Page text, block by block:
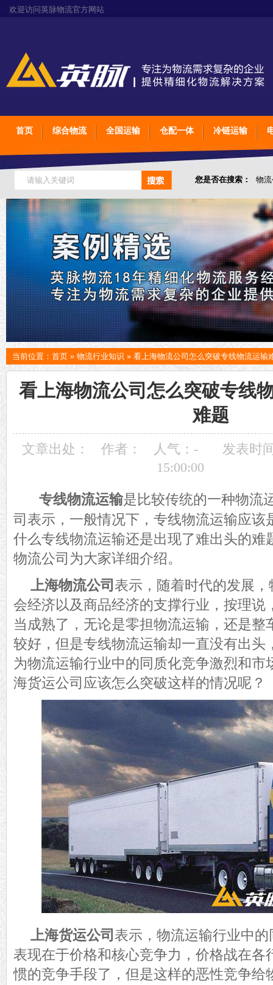
欢迎访问英脉物流官方网站
首页 综合物流 全国运输 仓配一体 冷链运输
您是否在搜索： 物
仓储综合专业定制物
当前位置： 首页 » 物流行业知识 » 看上海物流公司怎么突破专线物流运输
看上海物流公司怎么突破专线
难题
文章出处： 作者： 人气： -
发表时
15:00:00
专线物流运输是比较传统的一种物流
司表示，一般情况下，专线物流运输应该
什么专线物流运输还是出现了难出头的难
物流公司为大家详细介绍。
上海物流公司表示，随着时代的发展
会经济以及商品经济的支撑行业，按理说
当成熟了，无论是零担物流运输，还是整
较好，但是专线物流运输却一直没有出头
为物流运输行业中的同质化竞争激烈和市
海货运公司应该怎么突破这样的情况呢？
上海货运公司表示，物流运输行业中的
表现在于价格和核心竞争力，价格战在各
惯的竞争手段了 ， 但是这样的恶性竞争给